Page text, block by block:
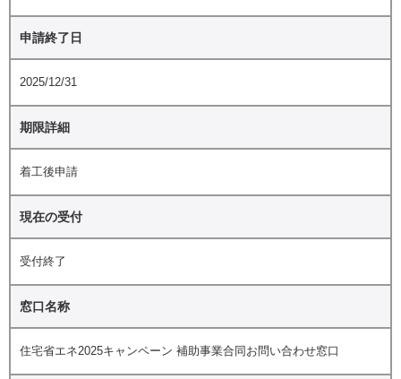
申請終了日
2025/12/31
期限詳細
着工後申請
現在の受付
受付終了
窓口名称
住宅省エネ2025キャンペーン 補助事業合同お問い合わせ窓口